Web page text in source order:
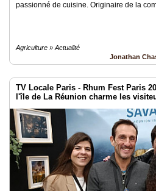
passionné de cuisine. Originaire de la
Agriculture » Actualité
Jonathan
TV Locale Paris - Rhum Fest Paris
l'île de La Réunion charme les